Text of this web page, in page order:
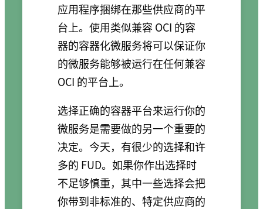
应用程序捆绑在那些供应商的平
台上。使用类似兼容 OCI 的容
器的容器化微服务将可以保证你
的微服务能够被运行在任何兼容
OCI 的平台上。
选择正确的容器平台来运行你的
微服务是需要做的另一个重要的
决定。今天，有很少的选择和许
多的 FUD。如果你作出选择时
不足够慎重，其中一些选择会把
你带到非标准的、特定供应商的